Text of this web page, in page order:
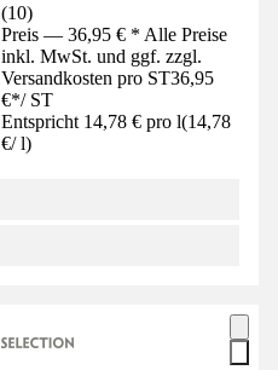
(10)
Preis — 36,95 € * Alle Preise
inkl. MwSt. und ggf. zzgl.
Versandkosten pro ST36,95
€*/ ST
Entspricht 14,78 € pro l(14,78
€/ l)